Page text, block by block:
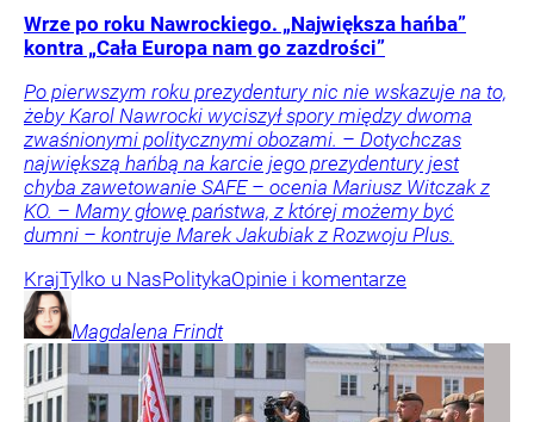
Wrze po roku Nawrockiego. „Największa hańba”
kontra „Cała Europa nam go zazdrości”
Po pierwszym roku prezydentury nic nie wskazuje na to,
żeby Karol Nawrocki wyciszył spory między dwoma
zwaśnionymi politycznymi obozami. – Dotychczas
największą hańbą na karcie jego prezydentury jest
chyba zawetowanie SAFE – ocenia Mariusz Witczak z
KO. – Mamy głowę państwa, z której możemy być
dumni – kontruje Marek Jakubiak z Rozwoju Plus.
KrajTylko u NasPolitykaOpinie i komentarze
Magdalena Frindt